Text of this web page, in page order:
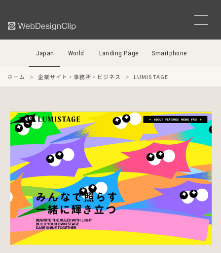
Japan World Landing Page Smartphone
ホーム 企業サイト・事務所・ビジネス LUMISTAGE